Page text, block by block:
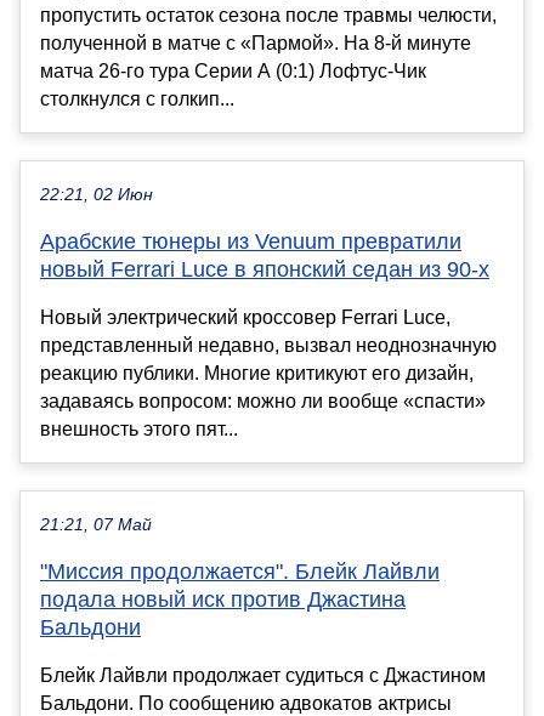
пропустить остаток сезона после травмы челюсти,
полученной в матче с «Пармой». На 8-й минуте
матча 26-го тура Серии А (0:1) Лофтус-Чик
столкнулся с голкип...
22:21, 02 Июн
Арабские тюнеры из Venuum превратили
новый Ferrari Luce в японский седан из 90-х
Новый электрический кроссовер Ferrari Luce,
представленный недавно, вызвал неоднозначную
реакцию публики. Многие критикуют его дизайн,
задаваясь вопросом: можно ли вообще «спасти»
внешность этого пят...
21:21, 07 Май
"Миссия продолжается". Блейк Лайвли
подала новый иск против Джастина
Бальдони
Блейк Лайвли продолжает судиться с Джастином
Бальдони. По сообщению адвокатов актрисы